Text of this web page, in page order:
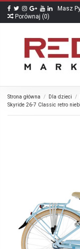
Masz
Porównaj (0)
Strona główna Dla dzieci
Skyride 26-7 Classic retro